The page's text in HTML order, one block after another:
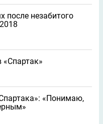
после незабитого
«Понимаю,